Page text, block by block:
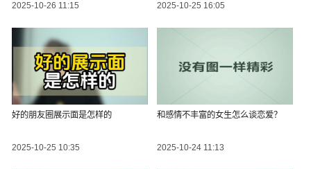
2025-10-26 11:15 2025-10-25 16:05
好的朋友圈展示面是怎样的
2025-10-25 10:35
和感情不丰富的女生怎么谈恋爱？
2025-10-24 11:13